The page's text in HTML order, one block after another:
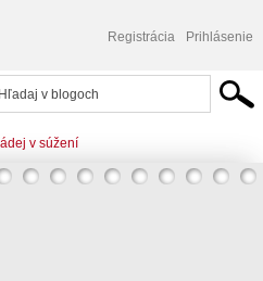
Registrácia Prihlásenie
v súžení